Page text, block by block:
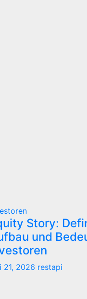
Story:
und
21, 2026 restapi